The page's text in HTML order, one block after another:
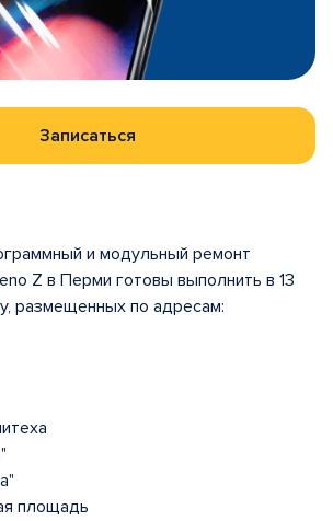
Записаться
и модульный ремонт
Z в Перми готовы выполнить в 13
размещенных по адресам:
площадь